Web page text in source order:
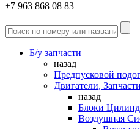
+7 963 868 08 83
Б/у запчасти
назад
Предпусковой
Двигатели,
назад
Блоки
Воздушная